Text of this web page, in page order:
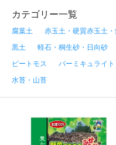
カテゴリー一覧
腐葉土 赤玉土・硬質赤玉土
黒土
軽石・桐生砂・日向砂
ピートモス
バーミキュライト
水苔・山苔